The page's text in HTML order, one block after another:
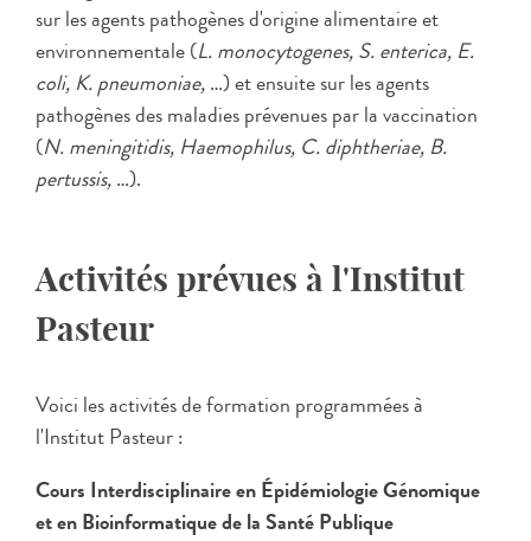
sur les agents pathogènes d'origine alimentaire et
environnementale (L. monocytogenes, S. enterica, E.
coli, K. pneumoniae,…) et ensuite sur les agents
pathogènes des maladies prévenues par la vaccination
(N. meningitidis, Haemophilus, C. diphtheriae, B.
pertussis,…).
Activités prévues à l'Institut
Pasteur
Voici les activités de formation programmées à
l'Institut Pasteur :
Cours Interdisciplinaire en Épidémiologie Génomique
et en Bioinformatique de la Santé Publique​